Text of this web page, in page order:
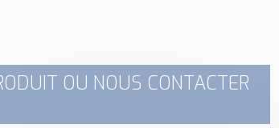
OU NOUS CONTACTER